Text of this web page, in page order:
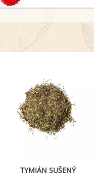
TYMIÁN SUŠENÝ